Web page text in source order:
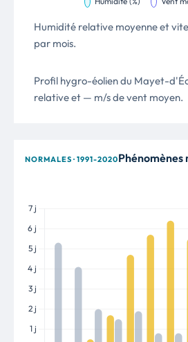
Humidité relative moyenne et
par mois.
Profil hygro-éolien du Mayet-
relative et — m/s de vent moyen.
NORMALES · 1991-2020Phénomènes